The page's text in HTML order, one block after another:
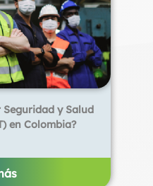
Seguridad y Salud
en Colombia?